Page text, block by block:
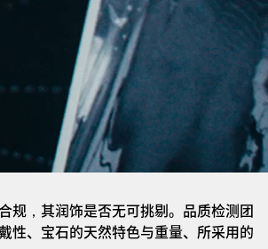
规，其润饰是否无可挑剔。品质检测团
性、宝石的天然特色与重量、所采用的